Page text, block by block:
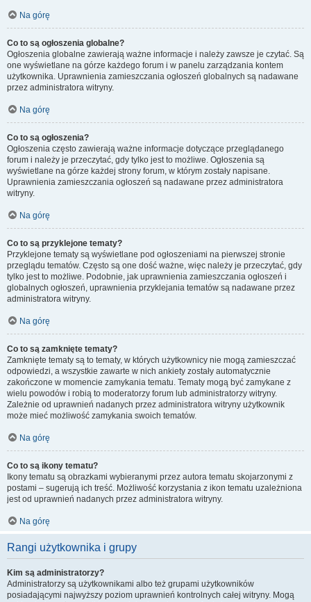
Na górę
Co to są ogłoszenia globalne?
Ogłoszenia globalne zawierają ważne informacje i należy zawsze je czytać. Są
one wyświetlane na górze każdego forum i w panelu zarządzania kontem
użytkownika. Uprawnienia zamieszczania ogłoszeń globalnych są nadawane
przez administratora witryny.
Na górę
Co to są ogłoszenia?
Ogłoszenia często zawierają ważne informacje dotyczące przeglądanego
forum i należy je przeczytać, gdy tylko jest to możliwe. Ogłoszenia są
wyświetlane na górze każdej strony forum, w którym zostały napisane.
Uprawnienia zamieszczania ogłoszeń są nadawane przez administratora
witryny.
Na górę
Co to są przyklejone tematy?
Przyklejone tematy są wyświetlane pod ogłoszeniami na pierwszej stronie
przeglądu tematów. Często są one dość ważne, więc należy je przeczytać, gdy
tylko jest to możliwe. Podobnie, jak uprawnienia zamieszczania ogłoszeń i
globalnych ogłoszeń, uprawnienia przyklejania tematów są nadawane przez
administratora witryny.
Na górę
Co to są zamknięte tematy?
Zamknięte tematy są to tematy, w których użytkownicy nie mogą zamieszczać
odpowiedzi, a wszystkie zawarte w nich ankiety zostały automatycznie
zakończone w momencie zamykania tematu. Tematy mogą być zamykane z
wielu powodów i robią to moderatorzy forum lub administratorzy witryny.
Zależnie od uprawnień nadanych przez administratora witryny użytkownik
może mieć możliwość zamykania swoich tematów.
Na górę
Co to są ikony tematu?
Ikony tematu są obrazkami wybieranymi przez autora tematu skojarzonymi z
postami – sugerują ich treść. Możliwość korzystania z ikon tematu uzależniona
jest od uprawnień nadanych przez administratora witryny.
Na górę
Rangi użytkownika i grupy
Kim są administratorzy?
Administratorzy są użytkownikami albo też grupami użytkowników
posiadającymi najwyższy poziom uprawnień kontrolnych całej witryny. Mogą